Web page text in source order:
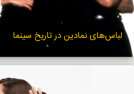
لباس‌های نمادین در تاریخ سینما